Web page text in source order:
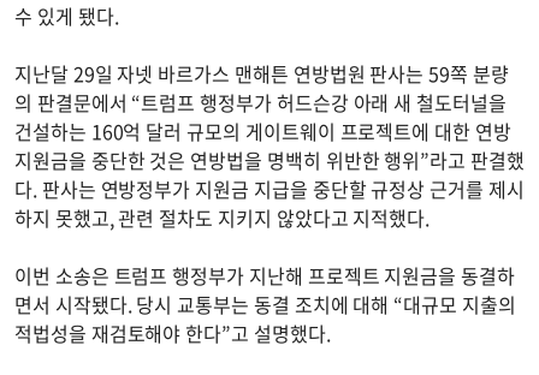
수 있게 됐다.
지난달 29일 자넷 바르가스 맨해튼 연방법원 판사는 59쪽 분량
의 판결문에서 “트럼프 행정부가 허드슨강 아래 새 철도터널을
건설하는 160억 달러 규모의 게이트웨이 프로젝트에 대한 연방
지원금을 중단한 것은 연방법을 명백히 위반한 행위”라고 판결했
다. 판사는 연방정부가 지원금 지급을 중단할 규정상 근거를 제시
하지 못했고, 관련 절차도 지키지 않았다고 지적했다.
이번 소송은 트럼프 행정부가 지난해 프로젝트 지원금을 동결하
면서 시작됐다. 당시 교통부는 동결 조치에 대해 “대규모 지출의
적법성을 재검토해야 한다”고 설명했다.